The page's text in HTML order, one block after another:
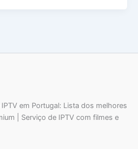
em Portugal: Lista dos melhores
| Serviço de IPTV com filmes e